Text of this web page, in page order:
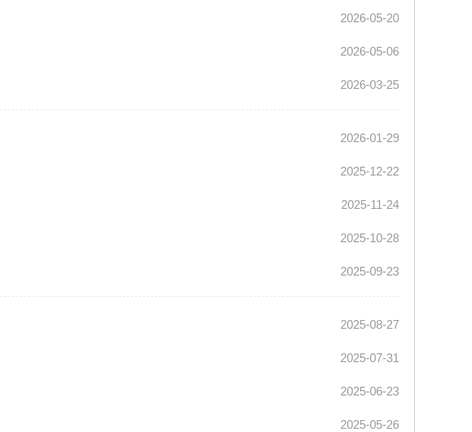
2026-05-20
2026-05-06
2026-03-25
2026-01-29
2025-12-22
2025-11-24
2025-10-28
2025-09-23
2025-08-27
2025-07-31
2025-06-23
2025-05-26